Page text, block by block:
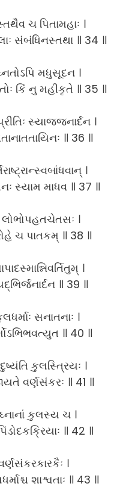
ચ પિતામહાઃ ।
સંબંધિનસ્તથા ॥ 34 ॥
મધુસૂદન ।
કિં નુ મહીકૃતે ॥ 35 ॥
સ્યાજ્જનાર્દન ।
॥ 36 ॥
।
સ્યામ માધવ ॥ 37 ॥
।
ચ પાતકમ્ ॥ 38 ॥
।
॥ 39 ॥
સનાતનાઃ ।
॥ 40 ॥
કુલસ્ત્રિયઃ ।
વર્ણસંકરઃ ॥ 41 ॥
કુલસ્ય ચ ।
॥ 42 ॥
।
શાશ્વતાઃ ॥ 43 ॥